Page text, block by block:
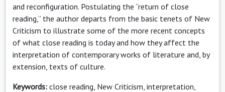
and reconfiguration. Postulating the “return of close
reading,” the author departs from the basic tenets of New
Criticism to illustrate some of the more recent concepts
of what close reading is today and how they affect the
interpretation of contemporary works of literature and, by
extension, texts of culture.
Keywords: close reading, New Criticism, interpretation,